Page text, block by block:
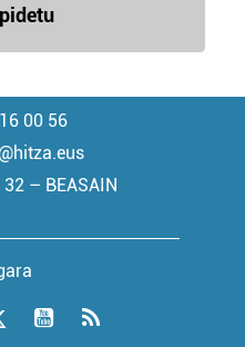
00 56
– BEASAIN